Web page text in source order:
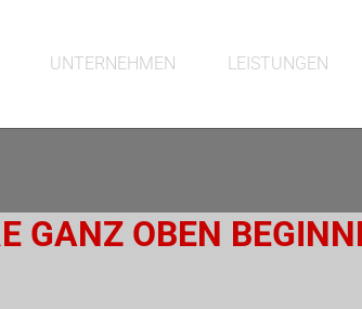
UNTERNEHMEN LEISTUNGEN
GANZ OBEN